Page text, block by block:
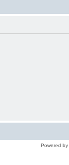
Powered by